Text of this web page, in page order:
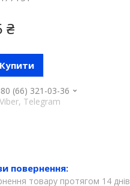
₴
Купити
(66) 321-03-36
Viber, Telegram
товару протягом 14 днів